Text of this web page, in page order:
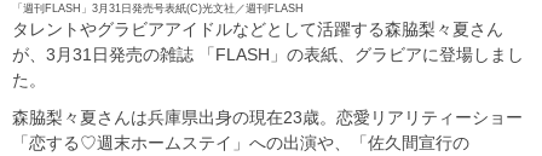
「週刊FLASH」3月31日発売号表紙(C)光文社／週刊FLASH
タレントやグラビアアイドルなどとして活躍する森脇梨々夏さん
が、3月31日発売の雑誌 「FLASH」の表紙、グラビアに登場しまし
た。
森脇梨々夏さんは兵庫県出身の現在23歳。恋愛リアリティーショー
「恋する♡週末ホームステイ」への出演や、「佐久間宣行の